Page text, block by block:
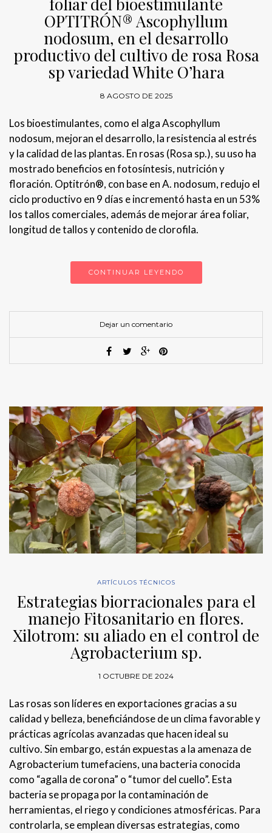
OPTITRÓN® Ascophyllum
nodosum, en el desarrollo
productivo del cultivo de rosa Rosa
sp variedad White O’hara
8 AGOSTO DE 2025
Los bioestimulantes, como el alga Ascophyllum
nodosum, mejoran el desarrollo, la resistencia al estrés
y la calidad de las plantas. En rosas (Rosa sp.), su uso ha
mostrado beneficios en fotosíntesis, nutrición y
floración. Optitrón®, con base en A. nodosum, redujo el
ciclo productivo en 9 días e incrementó hasta en un 53%
los tallos comerciales, además de mejorar área foliar,
longitud de tallos y contenido de clorofila.
CONTINUAR LEYENDO
Dejar un comentario
ARTÍCULOS TÉCNICOS
Estrategias biorracionales para el
manejo Fitosanitario en flores.
Xilotrom: su aliado en el control de
Agrobacterium sp.
1 OCTUBRE DE 2024
Las rosas son líderes en exportaciones gracias a su
calidad y belleza, beneficiándose de un clima favorable y
prácticas agrícolas avanzadas que hacen ideal su
cultivo. Sin embargo, están expuestas a la amenaza de
Agrobacterium tumefaciens, una bacteria conocida
como “agalla de corona” o “tumor del cuello”. Esta
bacteria se propaga por la contaminación de
herramientas, el riego y condiciones atmosféricas. Para
controlarla, se emplean diversas estrategias, como